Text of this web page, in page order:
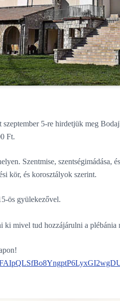
szeptember 5-re hirdetjük meg
Ft.
Szentmise, szentségimádása,
kör, és korosztályok szerint.
ös gyülekezővel.
mivel tud hozzájárulni a plébánia